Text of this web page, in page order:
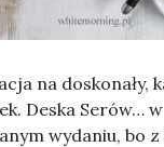
na doskonały,
Deska Serów… w
wydaniu, bo